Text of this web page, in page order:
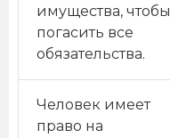
имущества, чтобы
погасить все
обязательства.
Человек имеет
право на